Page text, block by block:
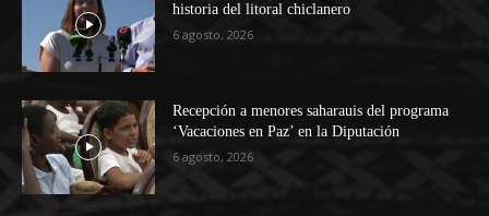
historia del litoral chiclanero
6 agosto, 2026
Recepción a menores saharauis del programa
‘Vacaciones en Paz’ en la Diputación
6 agosto, 2026